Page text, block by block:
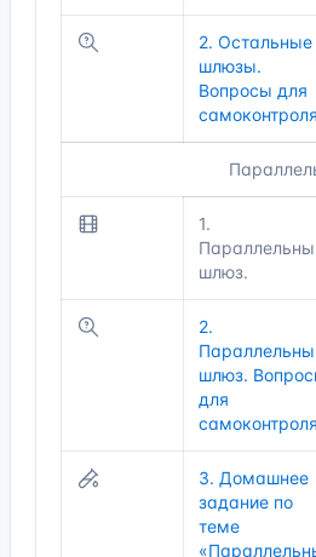
2. Остальные
шлюзы.
Вопросы для
самоконтроля
1.
шлюз.
2.
шлюз.
для
самоконтроля
3. Домашнее
задание по
теме